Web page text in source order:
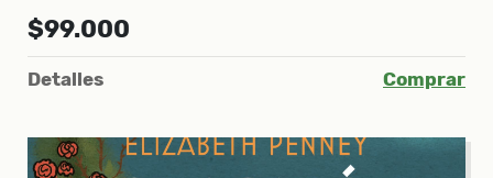
$99.000
Detalles Comprar